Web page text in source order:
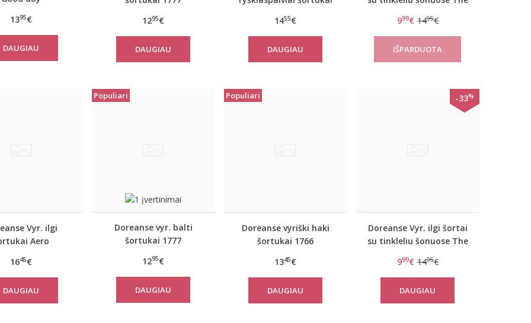
1395€
DAUGIAU
1295€
DAUGIAU
1455€
DAUGIAU
999€ 1495€
Vyr. ilgi
Aero
1645€
DAUGIAU
Populiari
Doreanse vyr. balti
šortukai 1777
1295€
DAUGIAU
Populiari
Doreanse vyriški haki
šortukai 1766
1345€
DAUGIAU
-33%
Doreanse Vyr. ilgi šortai
su tinkleliu šonuose The
999€ 1495€
DAUGIAU